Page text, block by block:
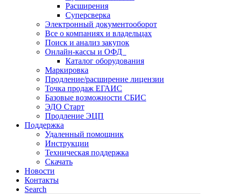
Расширения
Суперсверка
Электронный документооборот
Все о компаниях и владельцах
Поиск и анализ закупок
Онлайн-кассы и ОФД
Каталог оборудования
Маркировка
Продление/расширение лицензии
Точка продаж ЕГАИС
Базовые возможности СБИС
ЭДО Старт
Продление ЭЦП
Поддержка
Удаленный помощник
Инструкции
Техническая поддержка
Скачать
Новости
Контакты
Search